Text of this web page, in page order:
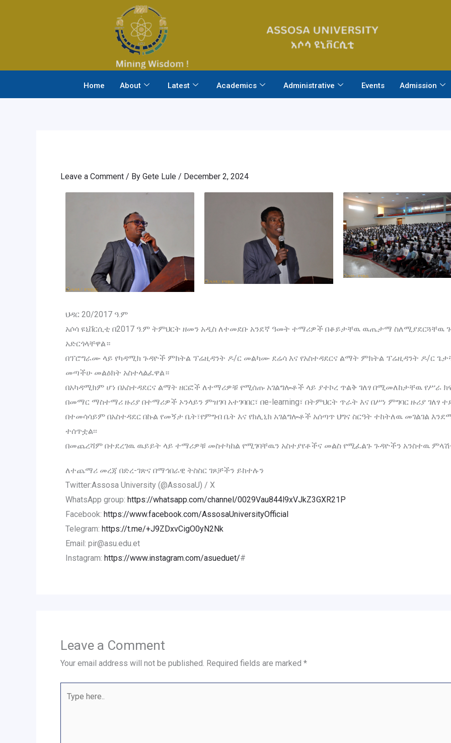
Home About Latest Academics Administrative Events Admission
Leave a Comment / By Gete Lule / December 2, 2024
ህዳር 20/2017 ዓ.ም
አሶሳ ዩኒቨርሲቲ በ2017 ዓ.ም ትምህርት ዘመን አዲስ ለተመደቡ አንደኛ ዓመት ተማሪዎች በቆይታቸዉ ዉጤታማ ስለሚያደርጓቸዉ
አድርጎላቸዋል።
በፕሮግራሙ ላይ የካዳሚክ ጉዳዮች ምክትል ፕሬዚዳንት ዶ/ር መልካሙ ደሬሳ እና የአስተዳደርና ልማት ምክትል ፕሬዚዳንት ዶ/ር
መጣችሁ መልዕክት አስተላልፈዋል።
በአካዳሚክም ሆነ በአስተዳደርና ልማት ዘርፎች ለተማሪዎቹ የሚሰጡ አገልግሎቶች ላይ ያተኮረ ጥልቅ ገለፃ በሚመለከታቸዉ የሥራ
በመማር ማስተማሪ ዙሪያ በተማሪዎች ኦንላይን ምዝገባ አተገባበር፣ በe-learning፣ በትምህርት ጥራት እና በሥነ ምግባር ዙሪያ ገለፃ
በተመሳሳይም በአስተዳደር በኩል የመኝታ ቤት፣የምግብ ቤት እና የክሊኒክ አገልግሎቶች አሰጣጥ ህግና ስርዓት ተከትለዉ መገልገል
ተሰጥቷል፡፡
በመጨረሻም በተደረገዉ ዉይይት ላይ ተማሪዎቹ መስተካከል የሚገባቸዉን አስተያየቶችና መልስ የሚፈልጉ ጉዳዮችን አንስተዉ
ለተጨማሪ መረጃ በድረ-ገጽና በማኅበራዊ ትስስር ገጾቻችን ይከተሉን
Twitter:Assosa University (@AssosaU) / X
WhatsApp group: https://whatsapp.com/channel/0029Vau844l9xVJkZ3GXR21P
Facebook: https://www.facebook.com/AssosaUniversityOfficial
Telegram: https://t.me/+J9ZDxvCigO0yN2Nk
Email: pir@asu.edu.et
Instagram: https://www.instagram.com/asueduet/#
Leave a Comment
Your email address will not be published. Required fields are marked *